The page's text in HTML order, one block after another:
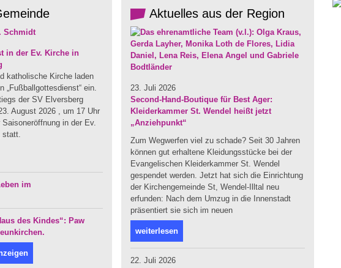
in der Ev. Kirche in
katholische Kirche laden
„Fußballgottesdienst“ ein.
der SV Elversberg
August 2026 , um 17 Uhr
in der Ev.
statt.
im
des Kindes“: Paw
Aktuelles aus der Region
23. Juli 2026
Second-Hand-Boutique für Best Ager:
Kleiderkammer St. Wendel heißt jetzt
„Anziehpunkt“
Zum Wegwerfen viel zu schade? Seit 30 Jahren
können gut erhaltene Kleidungsstücke bei der
Evangelischen Kleiderkammer St. Wendel
gespendet werden. Jetzt hat sich die Einrichtung
der Kirchengemeinde St, Wendel-Illtal neu
erfunden: Nach dem Umzug in die Innenstadt
präsentiert sie sich im neuen
weiterlesen
22. Juli 2026